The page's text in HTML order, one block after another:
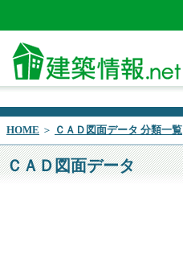
HOME ＞ ＣＡＤ図面データ 分類一覧
ＣＡＤ図面データ